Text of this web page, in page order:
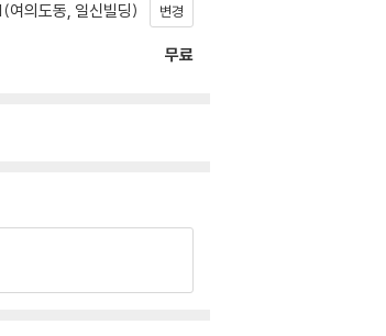
여의도동, 일신빌딩) 변경
무료